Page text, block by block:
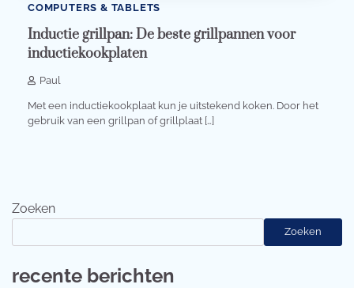
COMPUTERS & TABLETS
Inductie grillpan: De beste grillpannen voor
inductiekookplaten
Paul
Met een inductiekookplaat kun je uitstekend koken. Door het
gebruik van een grillpan of grillplaat […]
Zoeken
Zoeken
recente berichten